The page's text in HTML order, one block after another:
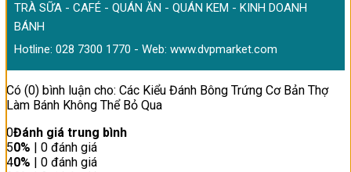
TRÀ SỮA - CAFÉ - QUÁN ĂN - QUÁN KEM - KINH DOANH
BÁNH
Hotline: 028 7300 1770 - Web: www.dvpmarket.com
Có (0) bình luận cho: Các Kiểu Đánh Bông Trứng Cơ Bản Thợ
Làm Bánh Không Thể Bỏ Qua
0Đánh giá trung bình
50% | 0 đánh giá
40% | 0 đánh giá